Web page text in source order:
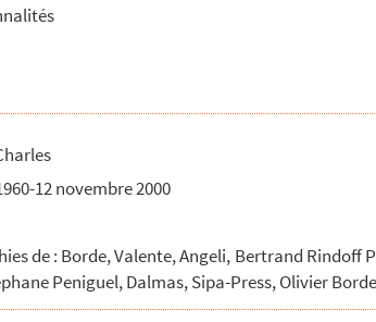
12 novembre 2000
de : Borde, Valente, Angeli, Bertrand Rindoff
Peniguel, Dalmas, Sipa-Press, Olivier